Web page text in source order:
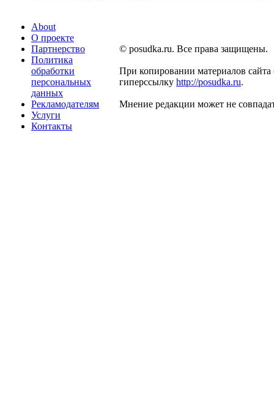
About
О проекте
Партнерство
Политика
обработки
персональных
данных
Рекламодателям
Услуги
Контакты
© posudka.ru. Все права защищены.
При копировании материалов сайта
гиперссылку http://posudka.ru.
Мнение редакции может не